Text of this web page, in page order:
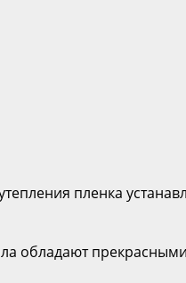
пленка
обладают